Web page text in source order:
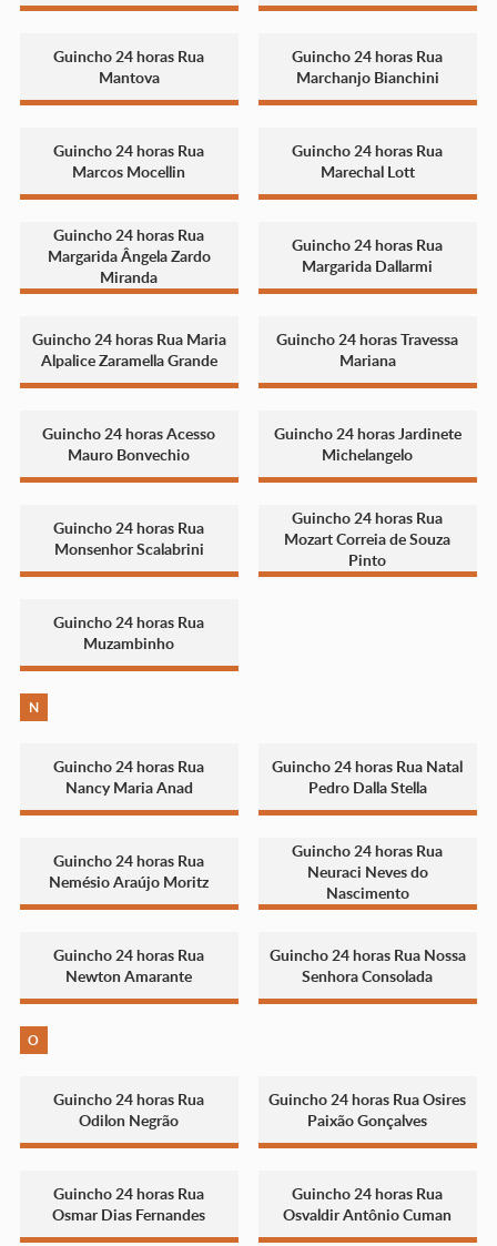
Guincho 24 horas Rua
Mantova
Guincho 24 horas Rua
Marchanjo Bianchini
Guincho 24 horas Rua
Marcos Mocellin
Guincho 24 horas Rua
Marechal Lott
Guincho 24 horas Rua
Margarida Ângela Zardo
Miranda
Guincho 24 horas Rua
Margarida Dallarmi
Guincho 24 horas Rua Maria
Alpalice Zaramella Grande
Guincho 24 horas Travessa
Mariana
Guincho 24 horas Acesso
Mauro Bonvechio
Guincho 24 horas Jardinete
Michelangelo
Guincho 24 horas Rua
Monsenhor Scalabrini
Guincho 24 horas Rua
Mozart Correia de Souza
Pinto
Guincho 24 horas Rua
Muzambinho
N
Guincho 24 horas Rua
Nancy Maria Anad
Guincho 24 horas Rua Natal
Pedro Dalla Stella
Guincho 24 horas Rua
Nemésio Araújo Moritz
Guincho 24 horas Rua
Neuraci Neves do
Nascimento
Guincho 24 horas Rua
Newton Amarante
Guincho 24 horas Rua Nossa
Senhora Consolada
O
Guincho 24 horas Rua
Odilon Negrão
Guincho 24 horas Rua Osires
Paixão Gonçalves
Guincho 24 horas Rua
Osmar Dias Fernandes
Guincho 24 horas Rua
Osvaldir Antônio Cuman